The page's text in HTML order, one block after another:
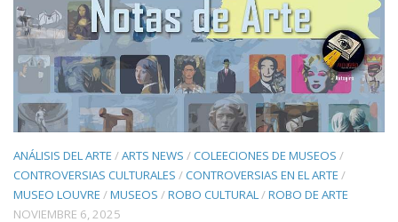
ANÁLISIS DEL ARTE /ARTS NEWS /COLEECIONES DE MUSEOS /
CONTROVERSIAS CULTURALES /CONTROVERSIAS EN EL ARTE /
MUSEO LOUVRE /MUSEOS /ROBO CULTURAL/ROBO DE ARTE
NOVIEMBRE 6, 2025